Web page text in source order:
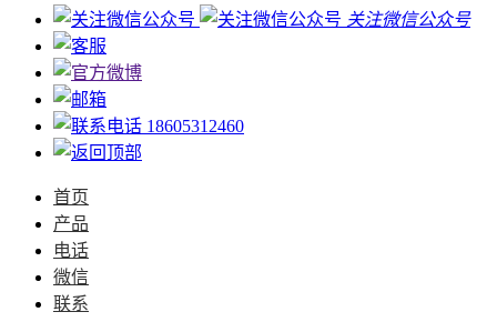
关注微信公众号
18605312460
首页
产品
电话
微信
联系